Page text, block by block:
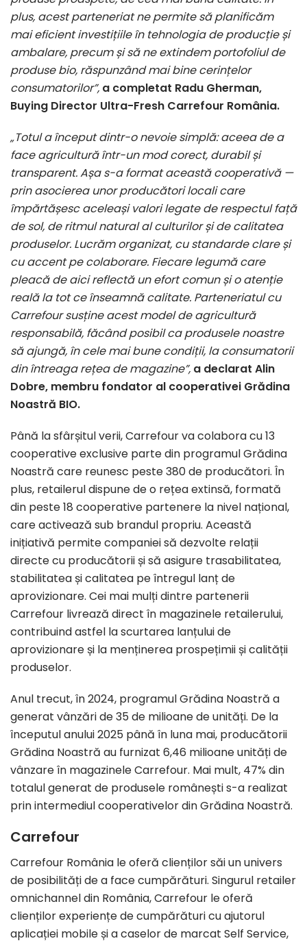
plus, acest parteneriat ne permite să planificăm
mai eficient investițiile în tehnologia de producție și
ambalare, precum și să ne extindem portofoliul de
produse bio, răspunzând mai bine cerințelor
consumatorilor”, a completat Radu Gherman,
Buying Director Ultra-Fresh Carrefour România.
„Totul a început dintr-o nevoie simplă: aceea de a
face agricultură într-un mod corect, durabil și
transparent. Așa s-a format această cooperativă —
prin asocierea unor producători locali care
împărtășesc aceleași valori legate de respectul față
de sol, de ritmul natural al culturilor și de calitatea
produselor. Lucrăm organizat, cu standarde clare și
cu accent pe colaborare. Fiecare legumă care
pleacă de aici reflectă un efort comun și o atenție
reală la tot ce înseamnă calitate. Parteneriatul cu
Carrefour susține acest model de agricultură
responsabilă, făcând posibil ca produsele noastre
să ajungă, în cele mai bune condiții, la consumatorii
din întreaga rețea de magazine”, a declarat Alin
Dobre, membru fondator al cooperativei Grădina
Noastră BIO.
Până la sfârșitul verii, Carrefour va colabora cu 13
cooperative exclusive parte din programul Grădina
Noastră care reunesc peste 380 de producători. În
plus, retailerul dispune de o rețea extinsă, formată
din peste 18 cooperative partenere la nivel național,
care activează sub brandul propriu. Această
inițiativă permite companiei să dezvolte relații
directe cu producătorii și să asigure trasabilitatea,
stabilitatea și calitatea pe întregul lanț de
aprovizionare. Cei mai mulți dintre partenerii
Carrefour livrează direct în magazinele retailerului,
contribuind astfel la scurtarea lanțului de
aprovizionare și la menținerea prospețimii și calității
produselor.
Anul trecut, în 2024, programul Grădina Noastră a
generat vânzări de 35 de milioane de unități. De la
începutul anului 2025 până în luna mai, producătorii
Grădina Noastră au furnizat 6,46 milioane unități de
vânzare în magazinele Carrefour. Mai mult, 47% din
totalul generat de produsele românești s-a realizat
prin intermediul cooperativelor din Grădina Noastră.
Carrefour
Carrefour România le oferă clienților săi un univers
de posibilități de a face cumpărături. Singurul retailer
omnichannel din România, Carrefour le oferă
clienților experiențe de cumpărături cu ajutorul
aplicației mobile și a caselor de marcat Self Service,